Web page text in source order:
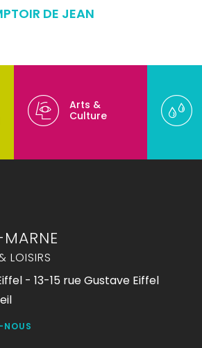
DE JEAN
Arts &
Culture
LOISIRS
- 13-15 rue Gustave Eiffel